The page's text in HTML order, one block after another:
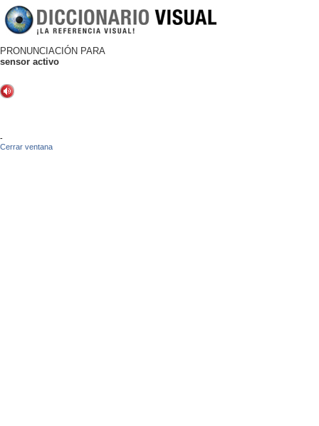
PRONUNCIACIÓN PARA
sensor activo
-
Cerrar ventana